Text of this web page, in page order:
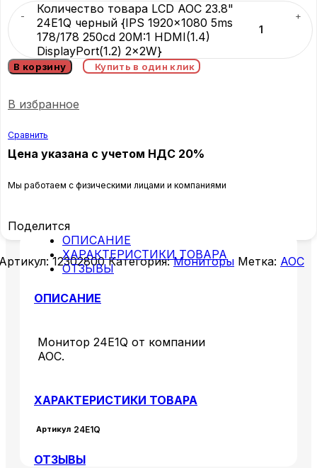
Количество товара LCD AOC 23.8"
24E1Q черный {IPS 1920x1080 5ms
178/178 250cd 20M:1 HDMI(1.4)
DisplayPort(1.2) 2x2W}
В корзину Купить в один клик
В избранное
Сравнить
Цена указана с учетом НДС 20%
Мы работаем с физическими лицами и компаниями
Поделится
12302800Категория: Мониторы Метка: AOC
ОПИСАНИЕ
ХАРАКТЕРИСТИКИ ТОВАРА
ОТЗЫВЫ
ОПИСАНИЕ
Монитор 24E1Q от компании
AOC.
ХАРАКТЕРИСТИКИ ТОВАРА
Артикул 24E1Q
ОТЗЫВЫ